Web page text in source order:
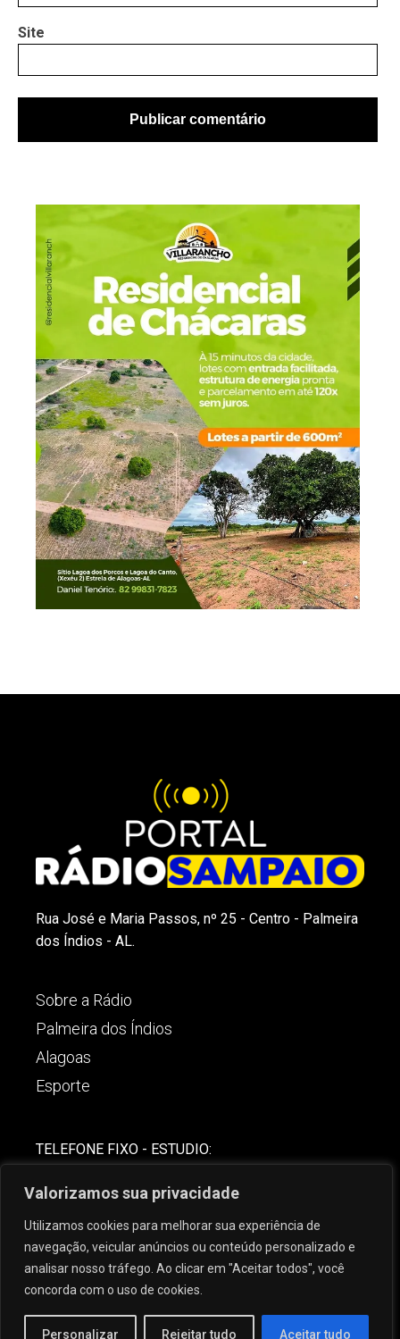
Valorizamos sua privacidade
Utilizamos cookies para melhorar sua experiência de
navegação, veicular anúncios ou conteúdo personalizado e
analisar nosso tráfego. Ao clicar em "Aceitar todos", você
concorda com o uso de cookies.
Personalizar Rejeitar tudo Aceitar tudo
Site
Rua José e Maria Passos, nº 25 - Centro - Palmeira
dos Índios - AL.
Sobre a Rádio
Palmeira dos Índios
Alagoas
Esporte
TELEFONE FIXO - ESTUDIO:
(82) 99621-8806